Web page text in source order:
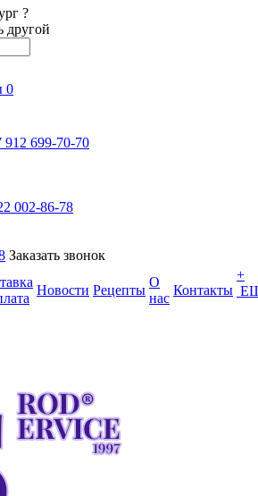
?
другой
0
699-70-70
002-86-78
Заказать звонок
Новости Рецепты
О
нас
Контакты
+